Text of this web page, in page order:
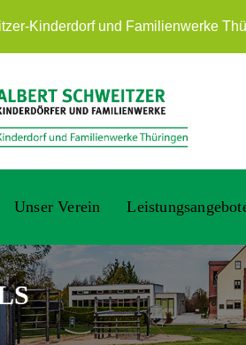
Kinderdorf und Familienwerke
Unser Verein